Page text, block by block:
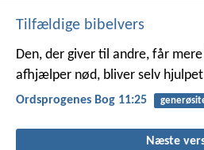
Tilfældige bibelvers
Den, der giver til andre, får
afhjælper nød, bliver selv
Ordsprogenes Bog 11:25
Næste